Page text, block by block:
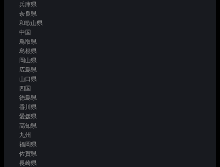
兵庫県
奈良県
和歌山県
中国
鳥取県
島根県
岡山県
広島県
山口県
四国
徳島県
香川県
愛媛県
高知県
九州
福岡県
佐賀県
長崎県